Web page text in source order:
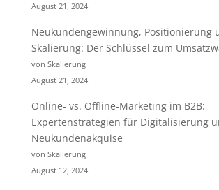
August 21, 2024
Neukundengewinnung, Positionierung
Skalierung: Der Schlüssel zum
von Skalierung
August 21, 2024
Online- vs. Offline-Marketing im B2B:
Expertenstrategien für Digitalisierung
Neukundenakquise
von Skalierung
August 12, 2024